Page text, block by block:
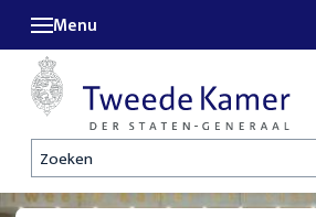
Zoeken
Menu